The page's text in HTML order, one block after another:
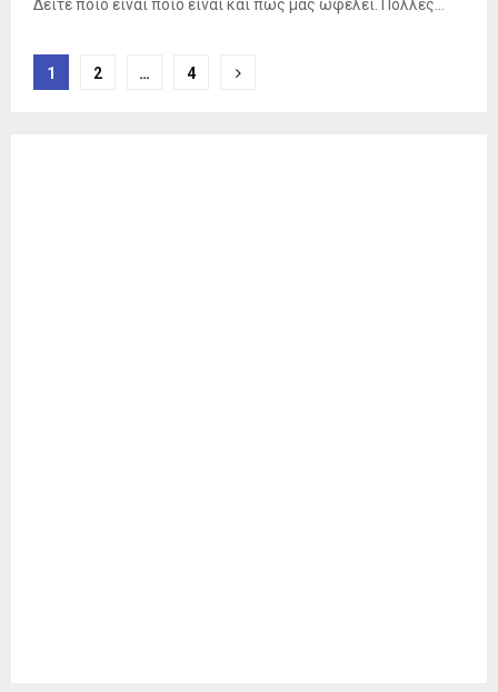
Δείτε ποιο είναι ποιο είναι και πως μας ωφελεί. Πολλές...
Σελιδοποίηση
1 2 … 4